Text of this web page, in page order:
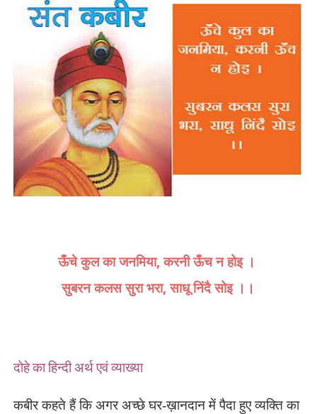
ऊँचे कुल का जनमिया,करनी ऊँच न होइ ।
सुबरन कलस सुरा भरा,साधू निंदै सोइ ।।
दोहे का हिन्दी अर्थ एवं व्याख्या
कबीर कहते हैं कि अगर अच्छे घर-ख़ानदान में पैदा हुए व्यक्ति का